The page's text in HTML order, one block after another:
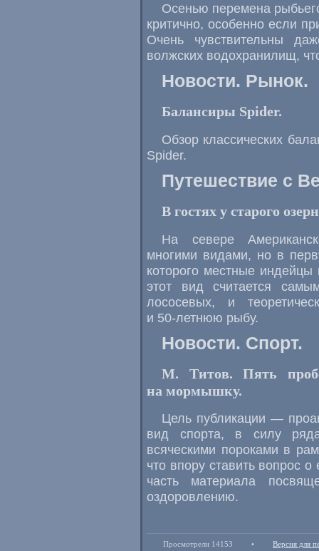
Осенью перемена
критично, особенно если
Очень чувствительны
волжских водохранилищ,
Новости. Рынок.
Балансиры Spider.
Обзор классических
Spider.
Путешествие с
В гостях у старого
На севере
многими видами, но в
которого местные
этот вид считается
лососевых, и
и 50-летнюю рыбу.
Новости. Спорт.
М. Титов. Пять
на мормышку.
Цель публикации —
вид спорта, в силу ряда
всяческими пороками в
что впору ставить вопрос
часть материала
оздоровлению.
Просмотрели 14153 • Версия для